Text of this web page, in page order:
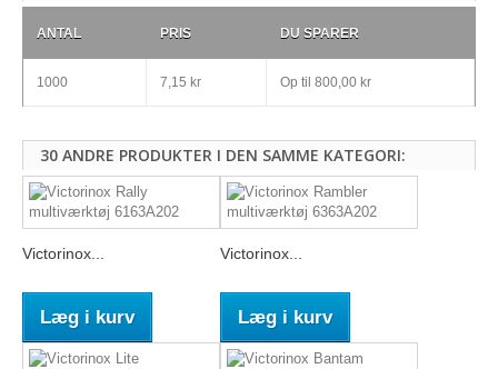
ANTAL PRIS DU SPARER
1000 7,15 kr Op til 800,00 kr
30 ANDRE PRODUKTER I DEN SAMME KATEGORI:
Victorinox...
Læg i kurv
Victorinox...
Læg i kurv